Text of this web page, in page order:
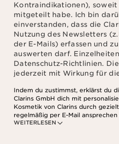
Kontraindikationen), soweit
mitgeteilt habe. Ich bin
einverstanden, dass die
Nutzung des Newsletters
der E-Mails) erfassen und
auswerten darf.
Datenschutz-Richtlinien.
jederzeit mit Wirkung für
WEITERLESEN
Indem du zustimmst, erklärst du
Clarins GmbH dich mit
Kosmetik von Clarins durch
regelmäßig per E-Mail
den Daten, die bei deinem